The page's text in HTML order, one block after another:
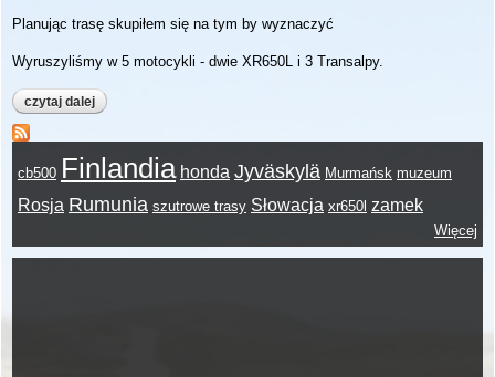
Planując trasę skupiłem się na tym by wyznaczyć
Wyruszyliśmy w 5 motocykli - dwie XR650L i 3 Transalpy.
czytaj dalej wpis rumunia karpackim szlakiem
cb500 Finlandia honda Jyväskylä Murmańsk muzeum
Rosja Rumunia szutrowe trasy Słowacja xr650l zamek
Więcej